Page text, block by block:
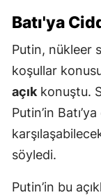
Batı'ya
Putin, nükleer
koşullar
açık konuştu.
Putin’in
söyledi.
Putin’in bu